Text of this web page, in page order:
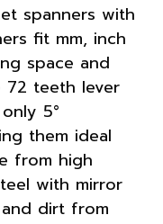
spanners with
fit mm, inch
space and
teeth lever
5°
them ideal
from high
with mirror
dirt from